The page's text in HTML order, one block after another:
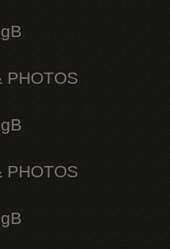
PHOTOS
PHOTOS